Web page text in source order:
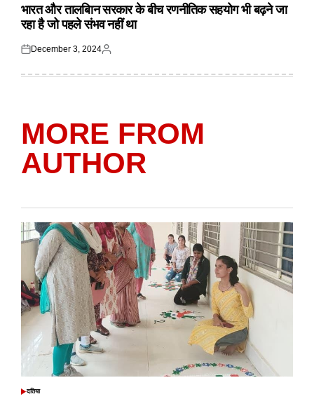
भारत और तालबिान सरकार के बीच रणनीतिक सहयोग भी बढ़ने जा
रहा है जो पहले संभव नहीं था
Posted
December 3, 2024
Posted
MORE FROM
AUTHOR
POSTED
दतिया